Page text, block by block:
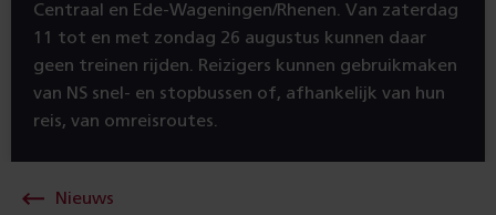
Centraal en Ede-Wageningen/Rhenen. Van zaterdag
11 tot en met zondag 26 augustus kunnen daar
geen treinen rijden. Reizigers kunnen gebruikmaken
van NS snel- en stopbussen of, afhankelijk van hun
reis, van omreisroutes.
Nieuws